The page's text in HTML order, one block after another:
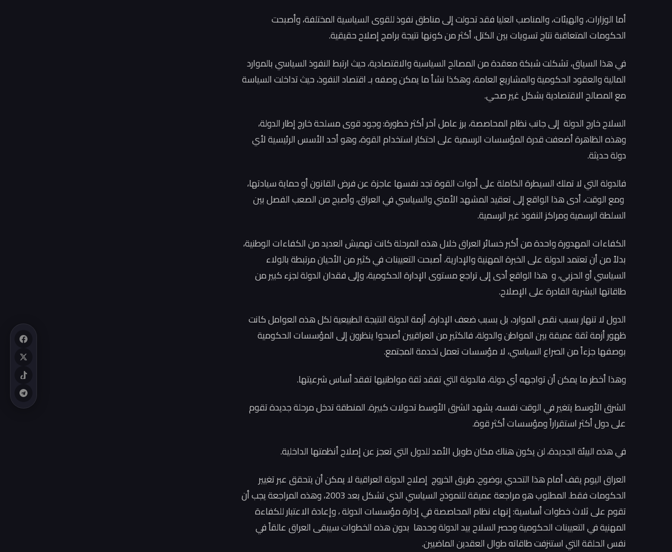
أما الوزارات، والهيئات، والمناصب العليا فقد تحولت إلى مناطق نفوذ للقوى السياسية المختلفة، وأصبحت
الحكومات المتعاقبة نتاج تسويات بين الكتل، أكثر من كونها نتيجة برامج إصلاح حقيقية.
في هذا السياق، تشكلت شبكة معقدة من المصالح السياسية والاقتصادية، حيث ارتبط النفوذ السياسي بالموارد
المالية والعقود الحكومية والمشاريع العامة، وهكذا نشأ ما يمكن وصفه بـ اقتصاد النفوذ، حيث تداخلت السياسة
مع المصالح الاقتصادية بشكل غير صحي.
السلاح خارج الدولة إلى جانب نظام المحاصصة، برز عامل آخر أكثر خطورة: وجود قوى مسلحة خارج إطار الدولة،
وهذه الظاهرة أضعفت قدرة المؤسسات الرسمية على احتكار استخدام القوة، وهو أحد الأسس الرئيسية لأي
دولة حديثة.
فالدولة التي لا تملك السيطرة الكاملة على أدوات القوة تجد نفسها عاجزة عن فرض القانون أو حماية سيادتها،
ومع الوقت، أدى هذا الواقع إلى تعقيد المشهد الأمني والسياسي في العراق، وأصبح من الصعب الفصل بين
السلطة الرسمية ومراكز النفوذ غير الرسمية.
الكفاءات المهدورة واحدة من أكبر خسائر العراق خلال هذه المرحلة كانت تهميش العديد من الكفاءات الوطنية،
بدلاً من أن تعتمد الدولة على الخبرة المهنية والإدارية، أصبحت التعيينات في كثير من الأحيان مرتبطة بالولاء
السياسي أو الحزبي، و هذا الواقع أدى إلى تراجع مستوى الإدارة الحكومية، وإلى فقدان الدولة لجزء كبير من
طاقاتها البشرية القادرة على الإصلاح.
الدول لا تنهار بسبب نقص الموارد، بل بسبب ضعف الإدارة، أزمة الدولة النتيجة الطبيعية لكل هذه العوامل كانت
ظهور أزمة ثقة عميقة بين المواطن والدولة، فالكثير من العراقيين أصبحوا ينظرون إلى المؤسسات الحكومية
بوصفها جزءاً من الصراع السياسي، لا مؤسسات تعمل لخدمة المجتمع.
وهذا أخطر ما يمكن أن تواجهه أي دولة، فالدولة التي تفقد ثقة مواطنيها تفقد أساس شرعيتها.
الشرق الأوسط يتغير في الوقت نفسه، يشهد الشرق الأوسط تحولات كبيرة. المنطقة تدخل مرحلة جديدة تقوم
على دول أكثر استقراراً ومؤسسات أكثر قوة.
في هذه البيئة الجديدة، لن يكون هناك مكان طويل الأمد للدول التي تعجز عن إصلاح أنظمتها الداخلية.
العراق اليوم يقف أمام هذا التحدي بوضوح. طريق الخروج إصلاح الدولة العراقية لا يمكن أن يتحقق عبر تغيير
الحكومات فقط. المطلوب هو مراجعة عميقة للنموذج السياسي الذي تشكل بعد 2003، وهذه المراجعة يجب أن
تقوم على ثلاث خطوات أساسية: إنهاء نظام المحاصصة في إدارة مؤسسات الدولة ، وإعادة الاعتبار للكفاءة
المهنية في التعيينات الحكومية وحصر السلاح بيد الدولة وحدها بدون هذه الخطوات سيبقى العراق عالقاً في
نفس الحلقة التي استنزفت طاقاته طوال العقدين الماضيين.